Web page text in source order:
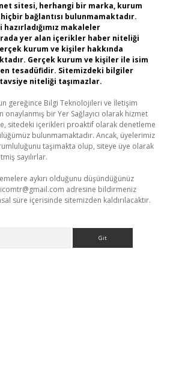
sitesi, herhangi bir marka, kurum
bağlantısı bulunmamaktadır.
makaleler
yer alan içerikler haber niteliği
kurum ve kişiler hakkında
Gerçek kurum ve kişiler ile isim
tesadüfidir. Sitemizdeki bilgiler
niteliği taşımazlar.
gereğince Bilgi Teknolojileri ve İletişim
onaylanmış bir Yer Sağlayıcı olarak hizmet
sitedeki içerikleri proaktif olarak denetleme
bulunmamaktadır. Ancak, üyelerimiz
taşımakta olup, siteye üye olarak
sayılırlar.
aykırı olduğunu düşündüğünüz
adresine bildirmeniz
süre içerisinde sitemizden kaldırılacaktır.